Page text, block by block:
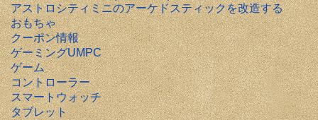
アストロシティミニのアーケドスティックを改造する
おもちゃ
クーポン情報
ゲーミングUMPC
ゲーム
コントローラー
スマートウォッチ
タブレット